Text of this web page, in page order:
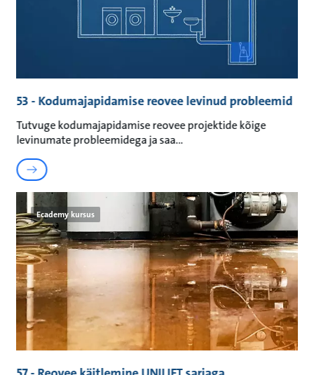
53 - Kodumajapidamise reovee levinud probleemid
Tutvuge kodumajapidamise reovee projektide kõige
levinumate probleemidega ja saa
Ecademy kursus